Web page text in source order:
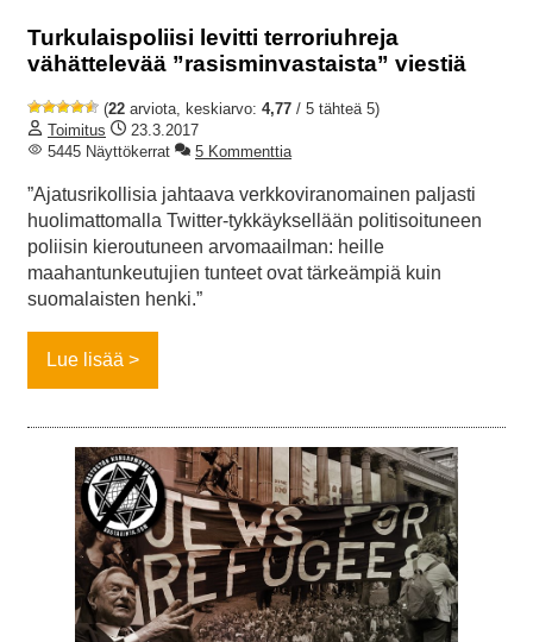
Turkulaispoliisi levitti terroriuhreja
vähättelevää ”rasisminvastaista” viestiä
(22 arviota, keskiarvo: 4,77 / 5 tähteä 5)
Toimitus
23.3.2017
5445 Näyttökerrat
5 Kommenttia
”Ajatusrikollisia jahtaava verkkoviranomainen paljasti
huolimattomalla Twitter-tykkäyksellään politisoituneen
poliisin kieroutuneen arvomaailman: heille
maahantunkeutujien tunteet ovat tärkeämpiä kuin
suomalaisten henki.”
Lue lisää